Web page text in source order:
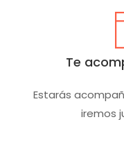
Te
Estarás
iremos